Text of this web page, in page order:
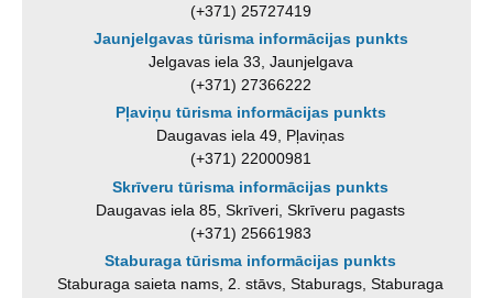
(+371) 25727419
Jaunjelgavas tūrisma informācijas punkts
Jelgavas iela 33, Jaunjelgava
(+371) 27366222
Pļaviņu tūrisma informācijas punkts
Daugavas iela 49, Pļaviņas
(+371) 22000981
Skrīveru tūrisma informācijas punkts
Daugavas iela 85, Skrīveri, Skrīveru pagasts
(+371) 25661983
Staburaga tūrisma informācijas punkts
Staburaga saieta nams, 2. stāvs, Staburags, Staburaga